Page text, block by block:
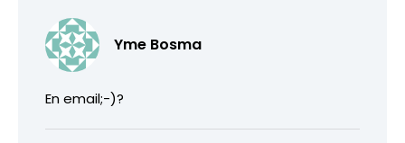
Yme Bosma
En email;-)?